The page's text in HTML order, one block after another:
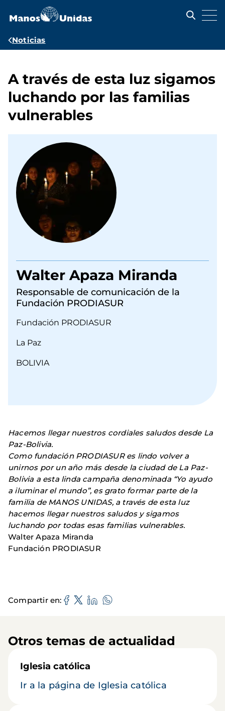
contenido
Ruta
Noticias
A través de esta luz sigamos
luchando por las familias
vulnerables
Walter Apaza Miranda
Responsable de comunicación de la
Fundación PRODIASUR
Fundación PRODIASUR
La Paz
BOLIVIA
Hacemos llegar nuestros cordiales saludos desde La
Paz-Bolivia.
Como fundación PRODIASUR es lindo volver a
unirnos por un año más desde la ciudad de La Paz-
Bolivia a esta linda campaña denominada “Yo ayudo
a iluminar el mundo”, es grato formar parte de la
familia de MANOS UNIDAS, a través de esta luz
hacemos llegar nuestros saludos y sigamos
luchando por todas esas familias vulnerables.
Walter Apaza Miranda
Fundación PRODIASUR
Compartir en
Otros temas de actualidad
Iglesia católica
Ir a la página de Iglesia católica